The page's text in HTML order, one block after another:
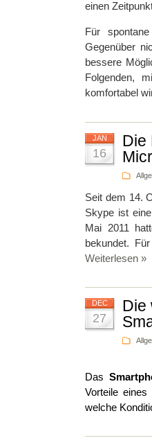
einen
Für
Gegenüber
bessere
Folgenden,
komfortabel
JAN
16
Die
Seit dem 14.
Skype ist
Mai 2011
bekundet.
Weiterlesen »
DEC
27
Die
Das
Vorteile
welche